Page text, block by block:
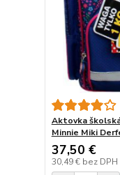
Aktovka
Minnie Miki
37,50 €
30,49 € bez DPH